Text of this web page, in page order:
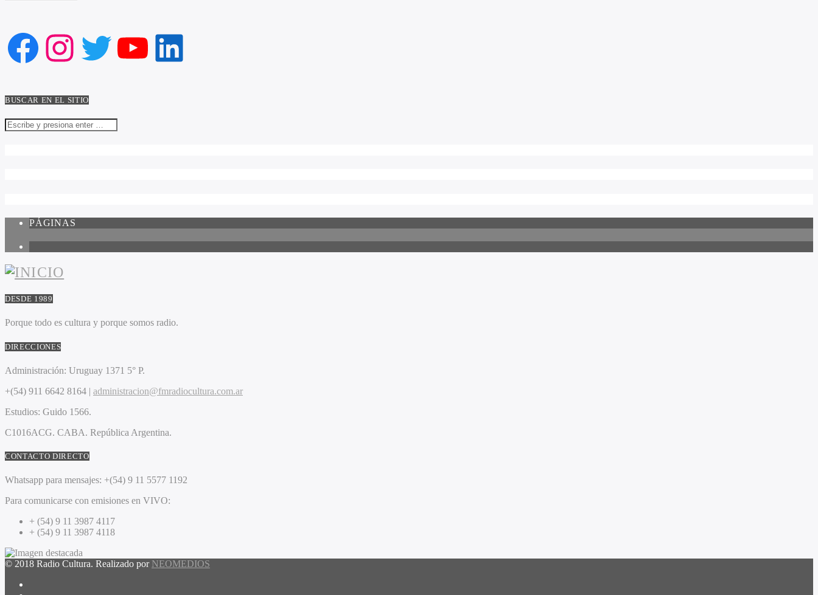
Facebook
Instagram
Twitter
YouTube
LinkedIn
BUSCAR EN EL SITIO
PÁGINAS
DESDE 1989
Porque todo es cultura y porque somos radio.
DIRECCIONES
Administración: Uruguay 1371 5° P.
+(54) 911 6642 8164 | administracion@fmradiocultura.com.ar
Estudios: Guido 1566.
C1016ACG. CABA. República Argentina.
CONTACTO DIRECTO
Whatsapp para mensajes: +(54) 9 11 5577 1192
Para comunicarse con emisiones en VIVO:
+ (54) 9 11 3987 4117
+ (54) 9 11 3987 4118
© 2018 Radio Cultura. Realizado por NEOMEDIOS